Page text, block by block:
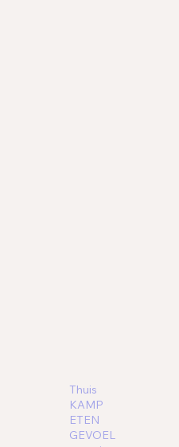
Thuis
KAMP
ETEN
GEVOEL